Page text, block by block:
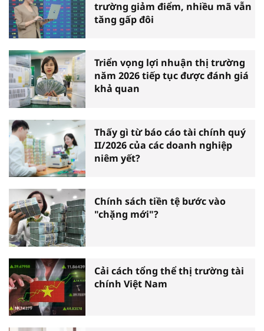
trường giảm điểm, nhiều mã vẫn
tăng gấp đôi
Triển vọng lợi nhuận thị trường
năm 2026 tiếp tục được đánh giá
khả quan
Thấy gì từ báo cáo tài chính quý
II/2026 của các doanh nghiệp
niêm yết?
Chính sách tiền tệ bước vào
"chặng mới"?
Cải cách tổng thể thị trường tài
chính Việt Nam